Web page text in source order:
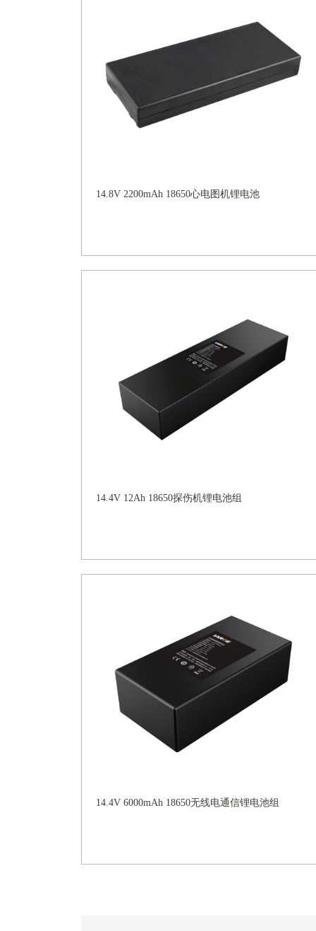
14.8V 2200mAh 18650心电图机锂电池
14.4V 12Ah 18650探伤机锂电池组
14.4V 6000mAh 18650无线电通信锂电池组